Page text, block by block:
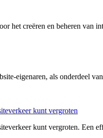
creëren en beheren van
eigenaren, als onderdeel
kunt vergroten
kunt vergroten. Een